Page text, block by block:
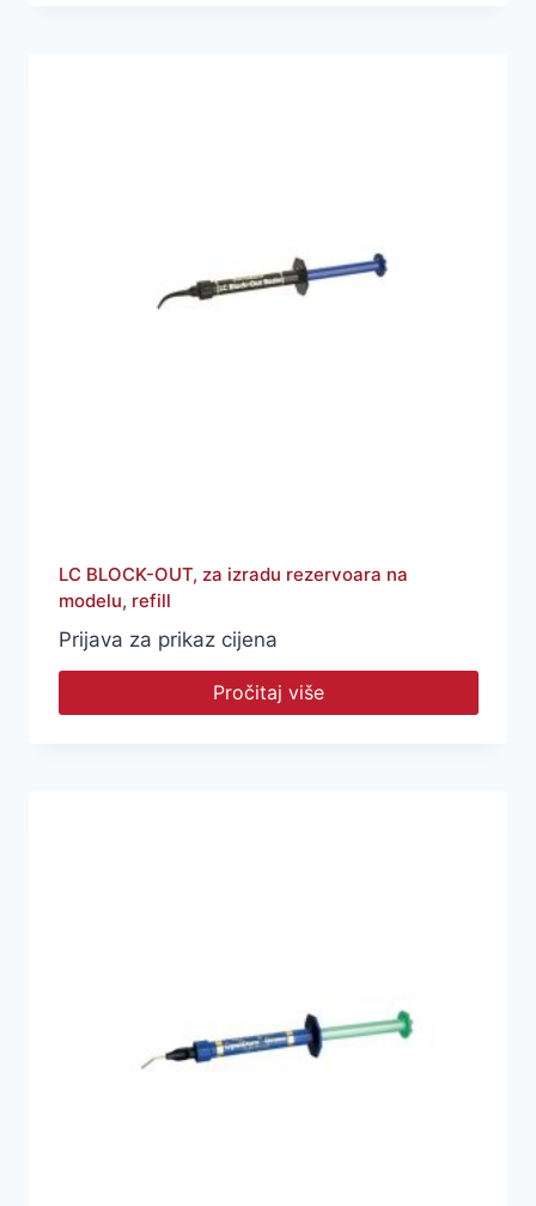
LC BLOCK-OUT, za izradu rezervoara na
modelu, refill
Prijava za prikaz cijena
Pročitaj više